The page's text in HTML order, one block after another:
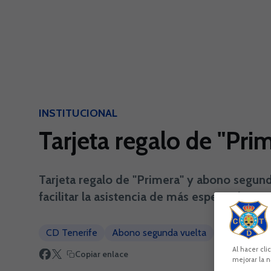
INSTITUCIONAL
Tarjeta regalo de
Tarjeta regalo de "Primera" y abono
facilitar la asistencia de más
CD Tenerife Abono segunda vuelta Tarjeta
Copiar enlace
Al hacer
mejorar la